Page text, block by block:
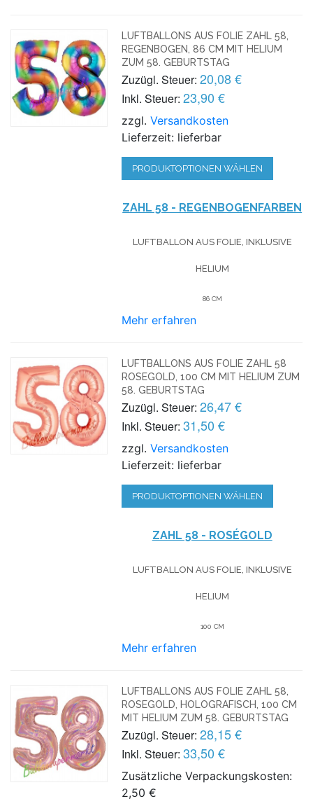
LUFTBALLONS AUS FOLIE ZAHL 58,
REGENBOGEN, 86 CM MIT HELIUM
ZUM 58. GEBURTSTAG
Zuzügl. Steuer: 20,08 €
Inkl. Steuer: 23,90 €
zzgl.Versandkosten
Lieferzeit: lieferbar
PRODUKTOPTIONEN WÄHLEN
ZAHL 58 - REGENBOGENFARBEN
LUFTBALLON AUS FOLIE, INKLUSIVE
HELIUM
86 CM
Mehr erfahren
LUFTBALLONS AUS FOLIE ZAHL 58
ROSEGOLD, 100 CM MIT HELIUM ZUM
58. GEBURTSTAG
Zuzügl. Steuer: 26,47 €
Inkl. Steuer: 31,50 €
zzgl.Versandkosten
Lieferzeit: lieferbar
PRODUKTOPTIONEN WÄHLEN
ZAHL 58 - ROSÉGOLD
LUFTBALLON AUS FOLIE, INKLUSIVE
HELIUM
100 CM
Mehr erfahren
LUFTBALLONS AUS FOLIE ZAHL 58,
ROSEGOLD, HOLOGRAFISCH, 100 CM
MIT HELIUM ZUM 58. GEBURTSTAG
Zuzügl. Steuer: 28,15 €
Inkl. Steuer: 33,50 €
Zusätzliche Verpackungskosten:
2,50 €